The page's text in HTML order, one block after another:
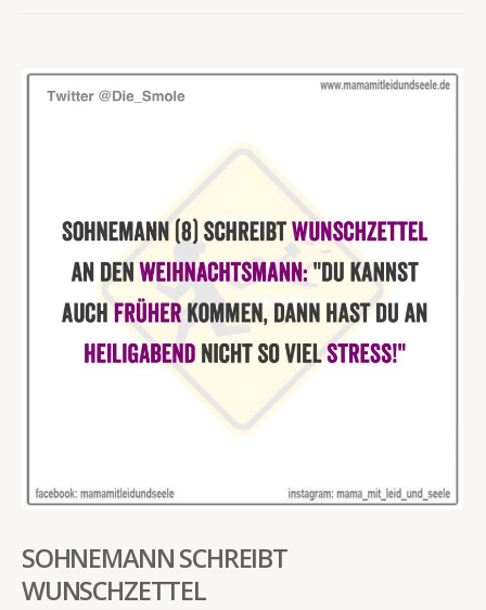
SOHNEMANN SCHREIBT
WUNSCHZETTEL